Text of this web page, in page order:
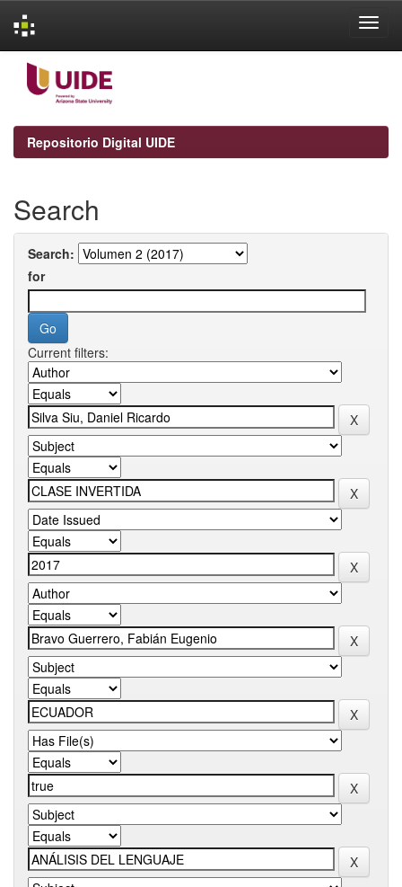
navigation
Repositorio Digital UIDE
Search
Search:
for
Current filters: